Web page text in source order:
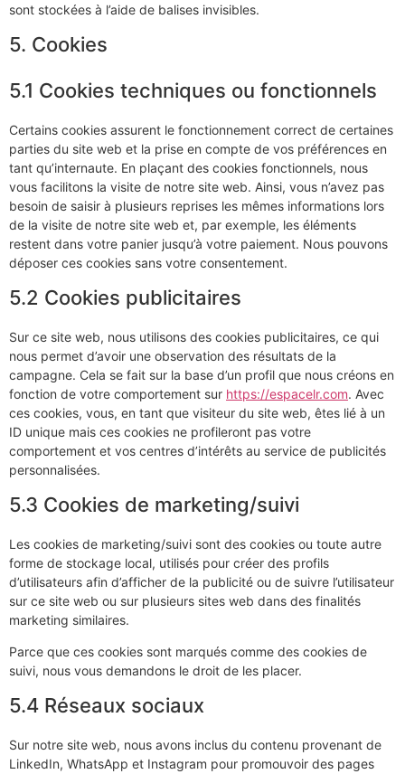
sont stockées à l’aide de balises invisibles.
5. Cookies
5.1 Cookies techniques ou fonctionnels
Certains cookies assurent le fonctionnement correct de certaines
parties du site web et la prise en compte de vos préférences en
tant qu’internaute. En plaçant des cookies fonctionnels, nous
vous facilitons la visite de notre site web. Ainsi, vous n’avez pas
besoin de saisir à plusieurs reprises les mêmes informations lors
de la visite de notre site web et, par exemple, les éléments
restent dans votre panier jusqu’à votre paiement. Nous pouvons
déposer ces cookies sans votre consentement.
5.2 Cookies publicitaires
Sur ce site web, nous utilisons des cookies publicitaires, ce qui
nous permet d’avoir une observation des résultats de la
campagne. Cela se fait sur la base d’un profil que nous créons en
fonction de votre comportement sur https://espacelr.com. Avec
ces cookies, vous, en tant que visiteur du site web, êtes lié à un
ID unique mais ces cookies ne profileront pas votre
comportement et vos centres d’intérêts au service de publicités
personnalisées.
5.3 Cookies de marketing/suivi
Les cookies de marketing/suivi sont des cookies ou toute autre
forme de stockage local, utilisés pour créer des profils
d’utilisateurs afin d’afficher de la publicité ou de suivre l’utilisateur
sur ce site web ou sur plusieurs sites web dans des finalités
marketing similaires.
Parce que ces cookies sont marqués comme des cookies de
suivi, nous vous demandons le droit de les placer.
5.4 Réseaux sociaux
Sur notre site web, nous avons inclus du contenu provenant de
LinkedIn, WhatsApp et Instagram pour promouvoir des pages